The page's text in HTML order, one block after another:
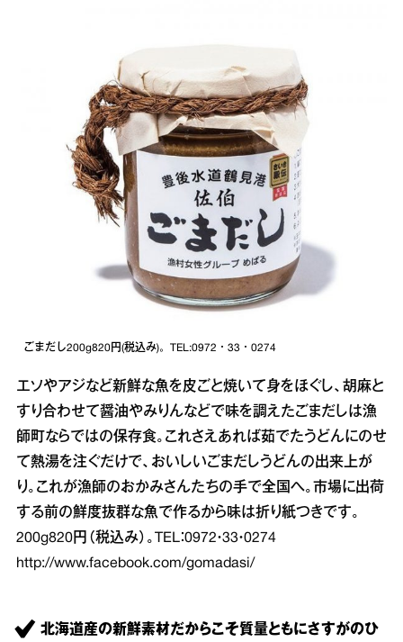
ごまだし200g820円(税込み)。TEL:0972・33・0274
エソやアジなど新鮮な魚を皮ごと焼いて身をほぐし、胡麻と
すり合わせて醤油やみりんなどで味を調えたごまだしは漁
師町ならではの保存食。これさえあれば茹でたうどんにのせ
て熱湯を注ぐだけで、おいしいごまだしうどんの出来上が
り。これが漁師のおかみさんたちの手で全国へ。市場に出荷
する前の鮮度抜群な魚で作るから味は折り紙つきです。
200g820円（税込み）。TEL：0972・33・0274
http://www.facebook.com/gomadasi/
北海道産の新鮮素材だからこそ質量ともにさすがのひ